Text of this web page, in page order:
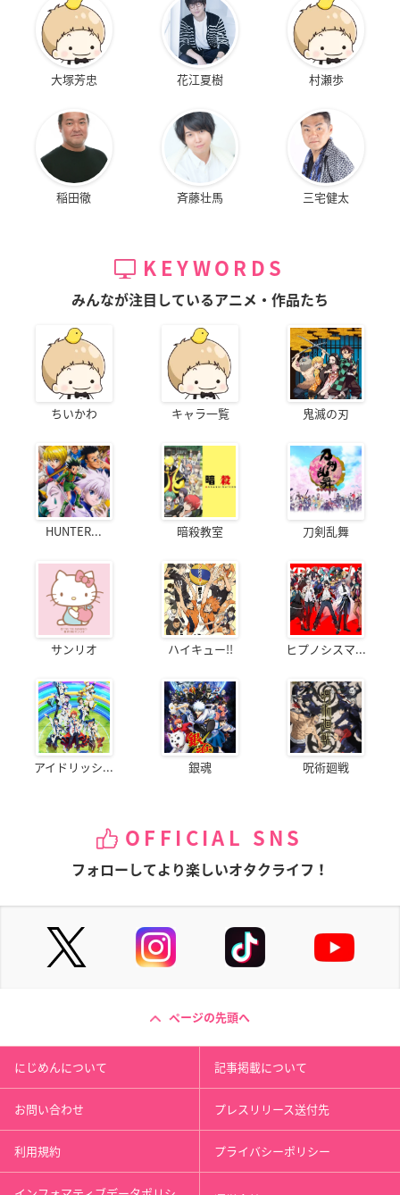
大塚芳忠 花江夏樹 村瀬歩
稲田徹 斉藤壮馬 三宅健太
KEYWORDS
みんなが注目しているアニメ・作品たち
ちいかわ キャラ一覧 鬼滅の刃
HUNTER... 暗殺教室 刀剣乱舞
サンリオ ハイキュー!! ヒプノシスマ...
アイドリッシ... 銀魂 呪術廻戦
OFFICIAL SNS
フォローしてより楽しいオタクライフ！
ページの先頭へ
にじめんについて 記事掲載について
お問い合わせ プレスリリース送付先
利用規約 プライバシーポリシー